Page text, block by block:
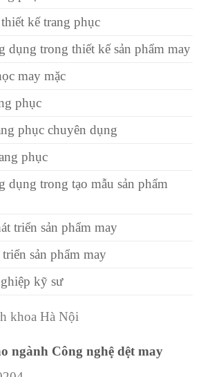
kế trang phục
dụng trong thiết kế sản phẩm may
may mặc
phục
phục chuyên dụng
phục
dụng trong tạo mẫu sản phẩm
triển sản phẩm may
sản phẩm may
kỹ sư
khoa Hà Nội
ngành Công nghệ dệt may